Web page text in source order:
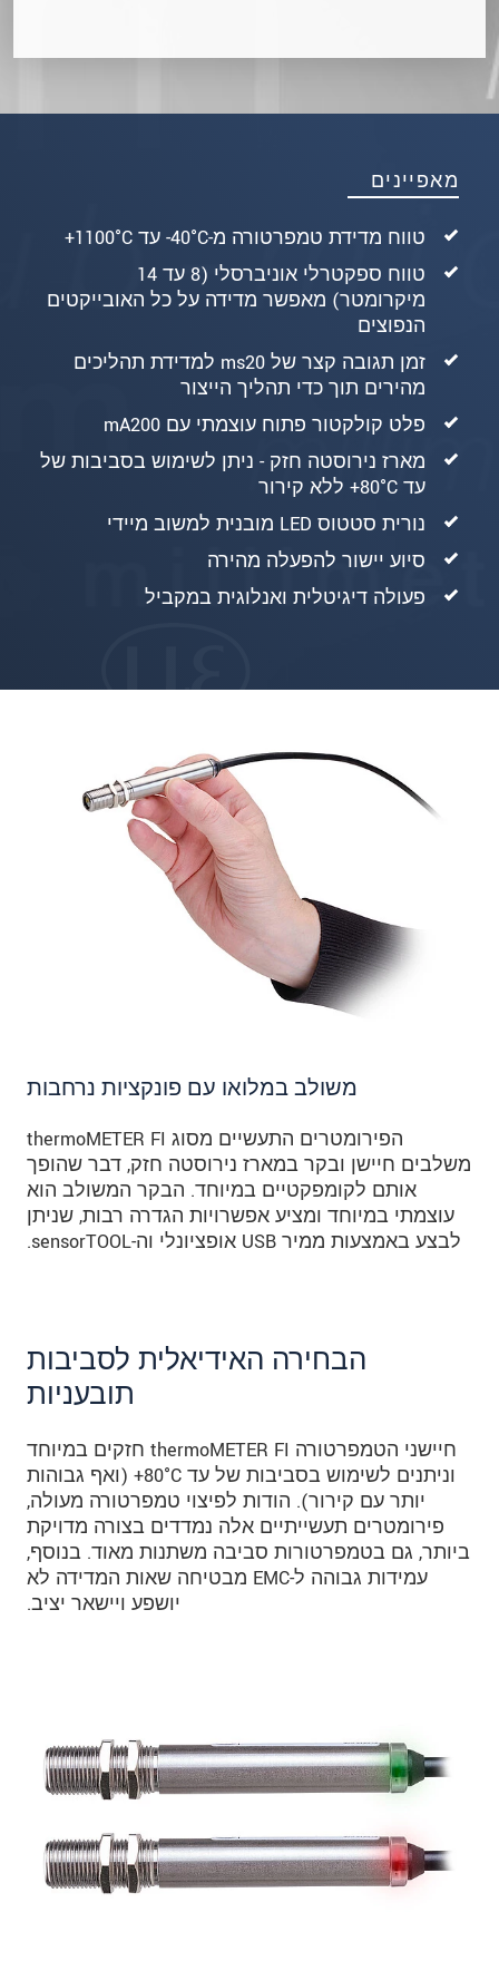
מאפיינים
טווח מדידת טמפרטורה מ-40°C‏- עד 1100°C‏+
טווח ספקטרלי אוניברסלי (8 עד 14
מיקרומטר) מאפשר מדידה על כל האובייקטים
הנפוצים
זמן תגובה קצר של 20‏ms למדידת תהליכים
מהירים תוך כדי תהליך הייצור
פלט קולקטור פתוח עוצמתי עם 200‏mA
מארז נירוסטה חזק - ניתן לשימוש בסביבות של
עד 80°C‏+ ללא קירור
נורית סטטוס LED מובנית למשוב מיידי
סיוע יישור להפעלה מהירה
פעולה דיגיטלית ואנלוגית במקביל
משולב במלואו עם פונקציות נרחבות
הפירומטרים התעשיים מסוג thermoMETER FI
משלבים חיישן ובקר במארז נירוסטה חזק, דבר שהופך
אותם לקומפקטיים במיוחד. הבקר המשולב הוא
עוצמתי במיוחד ומציע אפשרויות הגדרה רבות, שניתן
לבצע באמצעות ממיר USB אופציונלי וה-sensorTOOL.
הבחירה האידיאלית לסביבות
תובעניות
חיישני הטמפרטורה thermoMETER FI חזקים במיוחד
וניתנים לשימוש בסביבות של עד 80°C‏+ (ואף גבוהות
יותר עם קירור). הודות לפיצוי טמפרטורה מעולה,
פירומטרים תעשייתיים אלה נמדדים בצורה מדויקת
ביותר, גם בטמפרטורות סביבה משתנות מאוד. בנוסף,
עמידות גבוהה ל-EMC מבטיחה שאות המדידה לא
יושפע ויישאר יציב.